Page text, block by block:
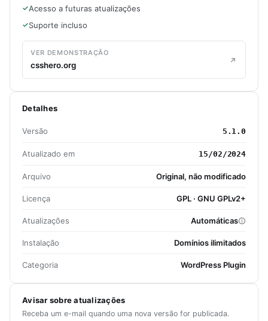
Acesso a futuras atualizações
Suporte incluso
VER DEMONSTRAÇÃO
csshero.org
Detalhes
Versão 5.1.0
Atualizado em 15/02/2024
Arquivo Original, não modificado
Licença GPL · GNU GPLv2+
Atualizações Automáticas
Instalação Domínios ilimitados
Categoria WordPress Plugin
Avisar sobre atualizações
Receba um e-mail quando uma nova versão for publicada.